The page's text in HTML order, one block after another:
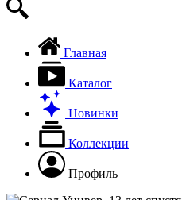
Главная
Каталог
Новинки
Коллекции
Профиль